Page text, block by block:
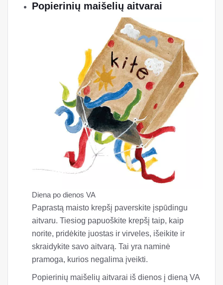
Popierinių maišelių aitvarai
Diena po dienos VA
Paprastą maisto krepšį paverskite įspūdingu
aitvaru. Tiesiog papuoškite krepšį taip, kaip
norite, pridėkite juostas ir virveles, išeikite ir
skraidykite savo aitvarą. Tai yra naminė
pramoga, kurios negalima įveikti.
Popierinių maišelių aitvarai iš dienos į dieną VA